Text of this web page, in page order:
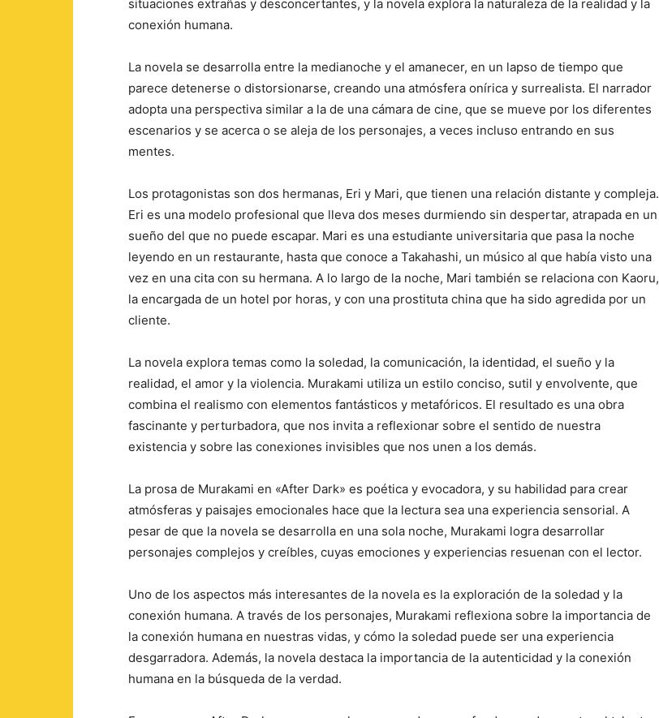
situaciones extrañas y desconcertantes, y la novela explora la naturaleza de la realidad y la
conexión humana.
La novela se desarrolla entre la medianoche y el amanecer, en un lapso de tiempo que
parece detenerse o distorsionarse, creando una atmósfera onírica y surrealista. El narrador
adopta una perspectiva similar a la de una cámara de cine, que se mueve por los diferentes
escenarios y se acerca o se aleja de los personajes, a veces incluso entrando en sus
mentes.
Los protagonistas son dos hermanas, Eri y Mari, que tienen una relación distante y compleja.
Eri es una modelo profesional que lleva dos meses durmiendo sin despertar, atrapada en un
sueño del que no puede escapar. Mari es una estudiante universitaria que pasa la noche
leyendo en un restaurante, hasta que conoce a Takahashi, un músico al que había visto una
vez en una cita con su hermana. A lo largo de la noche, Mari también se relaciona con Kaoru,
la encargada de un hotel por horas, y con una prostituta china que ha sido agredida por un
cliente.
La novela explora temas como la soledad, la comunicación, la identidad, el sueño y la
realidad, el amor y la violencia. Murakami utiliza un estilo conciso, sutil y envolvente, que
combina el realismo con elementos fantásticos y metafóricos. El resultado es una obra
fascinante y perturbadora, que nos invita a reflexionar sobre el sentido de nuestra
existencia y sobre las conexiones invisibles que nos unen a los demás.
La prosa de Murakami en «After Dark» es poética y evocadora, y su habilidad para crear
atmósferas y paisajes emocionales hace que la lectura sea una experiencia sensorial. A
pesar de que la novela se desarrolla en una sola noche, Murakami logra desarrollar
personajes complejos y creíbles, cuyas emociones y experiencias resuenan con el lector.
Uno de los aspectos más interesantes de la novela es la exploración de la soledad y la
conexión humana. A través de los personajes, Murakami reflexiona sobre la importancia de
la conexión humana en nuestras vidas, y cómo la soledad puede ser una experiencia
desgarradora. Además, la novela destaca la importancia de la autenticidad y la conexión
humana en la búsqueda de la verdad.